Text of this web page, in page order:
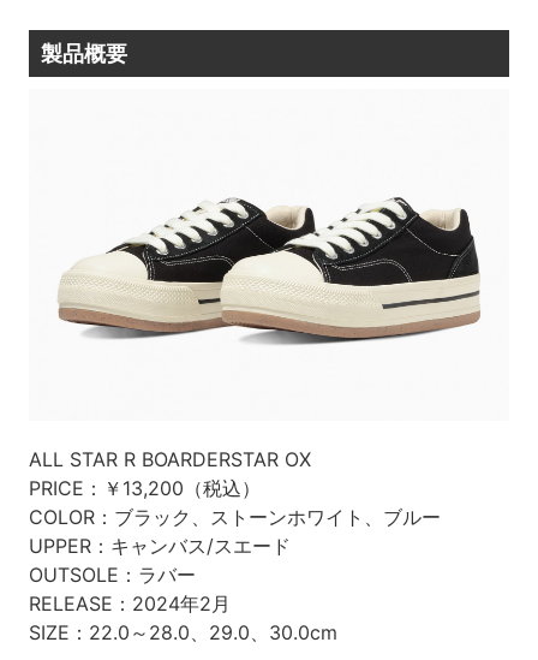
製品概要
ALL STAR R BOARDERSTAR OX
PRICE：￥13,200（税込）
COLOR：ブラック、ストーンホワイト、ブルー
UPPER：キャンバス/スエード
OUTSOLE：ラバー
RELEASE：2024年2月
SIZE：22.0～28.0、29.0、30.0cm